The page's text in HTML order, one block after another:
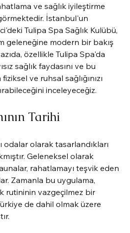
ve sağlık iyileştirme
İstanbul'un
Tulipa Spa Sağlık Kulübü,
geleneğine modern bir bakış
özellikle Tulipa Spa'da
sağlık faydasını ve bu
ve ruhsal sağlığınızı
inceleyeceğiz.
Tarihi
odalar olarak tasarlandıkları
Geleneksel olarak
rahatlamayı teşvik eden
Zamanla bu uygulama,
rutininin vazgeçilmez bir
de dahil olmak üzere